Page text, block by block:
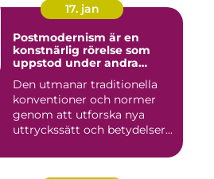
17. jan
Postmodernism är en
konstnärlig rörelse som
uppstod under andra
fortsätter att påverka
samtida konstvärlden
Den utmanar traditionella
konventioner och normer
genom att utforska nya
uttryckssätt och betydelser...